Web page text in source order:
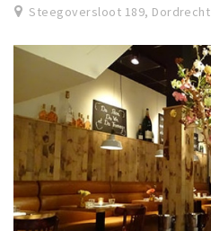
Steegoversloot 189, Dordrecht